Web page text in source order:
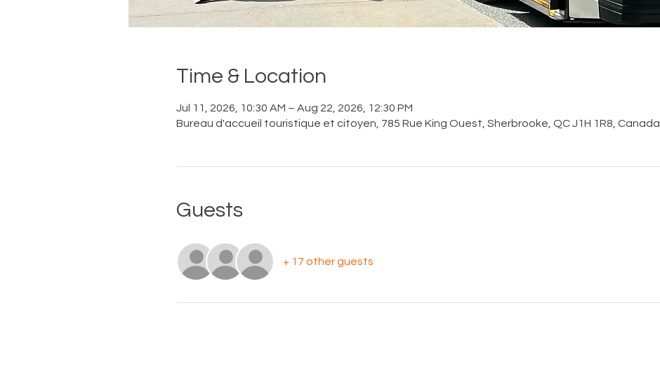
Time & Location
Jul 11, 2026, 10:30 AM – Aug 22, 2026, 12:30 PM
Bureau d'accueil touristique et citoyen, 785 Rue King Ouest, Sherbrooke, QC J1H 1R8, Canada
Guests
+ 17 other guests